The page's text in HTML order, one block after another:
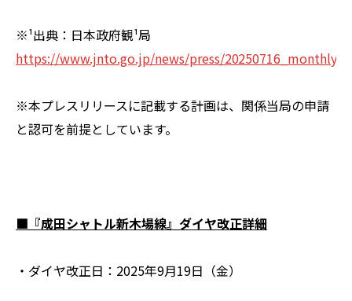
※¹出典：日本政府観¹局
https://www.jnto.go.jp/news/press/
※本プレスリリースに記載する計画は、関係当局の申請
と認可を前提としています。
■『成田シャトル新木場線』ダイヤ改正詳細
・ダイヤ改正日：2025年9月19日（金）